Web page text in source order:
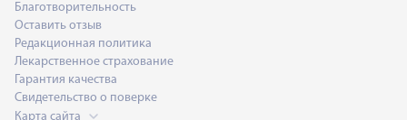
Благотворительность
Оставить отзыв
Редакционная политика
Лекарственное страхование
Гарантия качества
Свидетельство о поверке
Карта сайта